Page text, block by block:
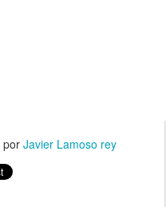
por Javier Lamoso rey